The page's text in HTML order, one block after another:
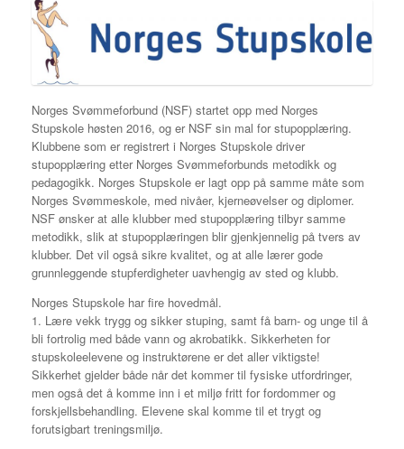
Norges Svømmeforbund (NSF) startet opp med Norges
Stupskole høsten 2016, og er NSF sin mal for stupopplæring.
Klubbene som er registrert i Norges Stupskole driver
stupopplæring etter Norges Svømmeforbunds metodikk og
pedagogikk. Norges Stupskole er lagt opp på samme måte som
Norges Svømmeskole, med nivåer, kjerneøvelser og diplomer.
NSF ønsker at alle klubber med stupopplæring tilbyr samme
metodikk, slik at stupopplæringen blir gjenkjennelig på tvers av
klubber. Det vil også sikre kvalitet, og at alle lærer gode
grunnleggende stupferdigheter uavhengig av sted og klubb.
Norges Stupskole har fire hovedmål.
1. Lære vekk trygg og sikker stuping, samt få barn- og unge til å
bli fortrolig med både vann og akrobatikk. Sikkerheten for
stupskoleelevene og instruktørene er det aller viktigste!
Sikkerhet gjelder både når det kommer til fysiske utfordringer,
men også det å komme inn i et miljø fritt for fordommer og
forskjellsbehandling. Elevene skal komme til et trygt og
forutsigbart treningsmiljø.